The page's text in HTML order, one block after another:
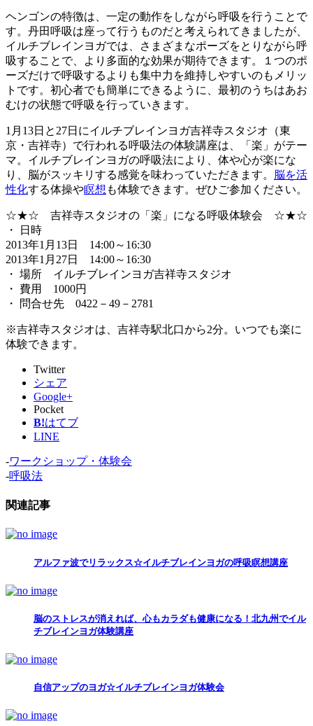
ヘンゴンの特徴は、一定の動作をしながら呼吸を行うことで
す。丹田呼吸は座って行うものだと考えられてきましたが、
イルチブレインヨガでは、さまざまなポーズをとりながら呼
吸することで、より多面的な効果が期待できます。１つのポ
ーズだけで呼吸するよりも集中力を維持しやすいのもメリッ
トです。初心者でも簡単にできるように、最初のうちはあお
むけの状態で呼吸を行っていきます。
1月13日と27日にイルチブレインヨガ吉祥寺スタジオ（東
京・吉祥寺）で行われる呼吸法の体験講座は、「楽」がテー
マ。イルチブレインヨガの呼吸法により、体や心が楽にな
り、脳がスッキリする感覚を味わっていただきます。
脳を活
性化する体操や瞑想 も体験できます。ぜひご参加ください。
☆★☆ 吉祥寺スタジオの「楽」になる呼吸体験会 ☆★☆
・ 日時
2013年1月13日 14:00～16:30
2013年1月27日 14:00～16:30
・ 場所 イルチブレインヨガ吉祥寺スタジオ
・ 費用 1000円
・ 問合せ先 0422－49－2781
※吉祥寺スタジオは、吉祥寺駅北口から2分。いつでも楽に
体験できます。
Twitter
シェア
Google+
Pocket
B!はてブ
LINE
-ワークショップ・体験会
-呼吸法
関連記事
アルファ波でリラックス☆イルチブレインヨガの呼吸瞑想講座
脳のストレスが消えれば、心もカラダも健康になる！北九州でイル
チブレインヨガ体験講座
自信アップのヨガ☆イルチブレインヨガ体験会